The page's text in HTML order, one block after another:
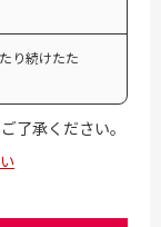
り続けたた
了承ください。